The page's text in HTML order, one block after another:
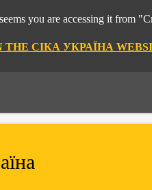
you are accessing it from
THE СІКА УКРАЇНА